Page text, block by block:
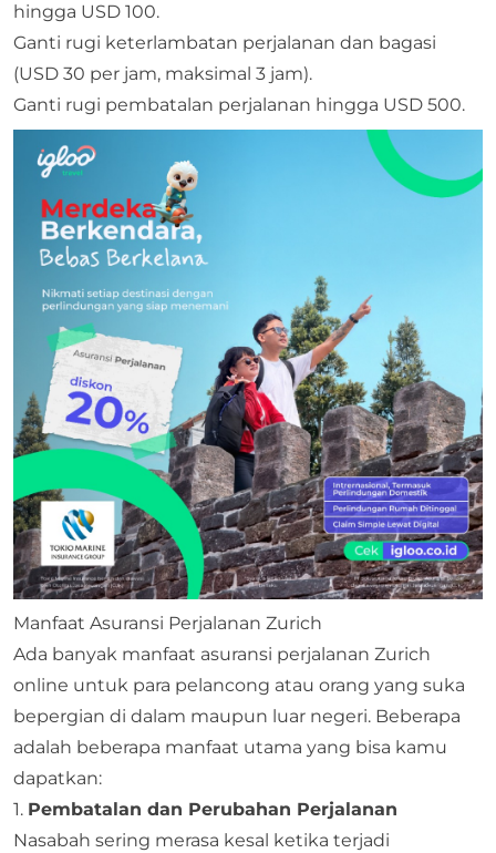
hingga USD 100.
Ganti rugi keterlambatan perjalanan dan bagasi
(USD 30 per jam, maksimal 3 jam).
Ganti rugi pembatalan perjalanan hingga USD 500.
Manfaat Asuransi Perjalanan Zurich
Ada banyak manfaat asuransi perjalanan Zurich
online untuk para pelancong atau orang yang suka
bepergian di dalam maupun luar negeri. Beberapa
adalah beberapa manfaat utama yang bisa kamu
dapatkan:
1. Pembatalan dan Perubahan Perjalanan
Nasabah sering merasa kesal ketika terjadi